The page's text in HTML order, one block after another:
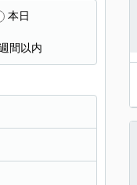
本日
間以内